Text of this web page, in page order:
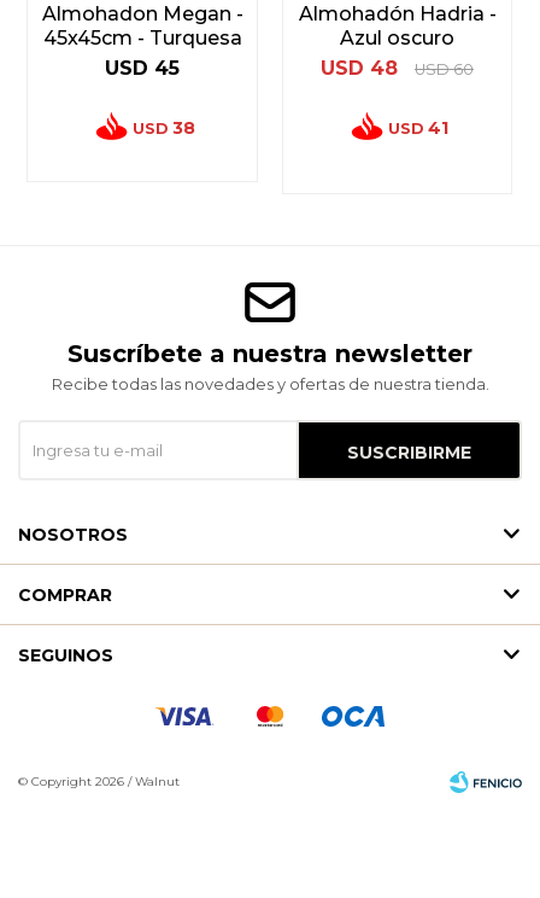
Almohadon Megan -
45x45cm - Turquesa
USD 45
USD 38
Almohadón Hadria -
Azul oscuro
USD 48 USD 60
USD 41
Suscríbete a nuestra newsletter
Recibe todas las novedades y ofertas de nuestra tienda.
SUSCRIBIRME
NOSOTROS
COMPRAR
SEGUINOS
© Copyright 2026 / Walnut